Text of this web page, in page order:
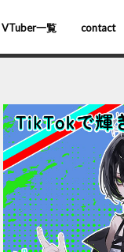
VTuber一覧
バーチャルYouTuber
VR/AR
ホロライブ
にじさんじ
ななしいんく
ぶいすぽっ！
contact